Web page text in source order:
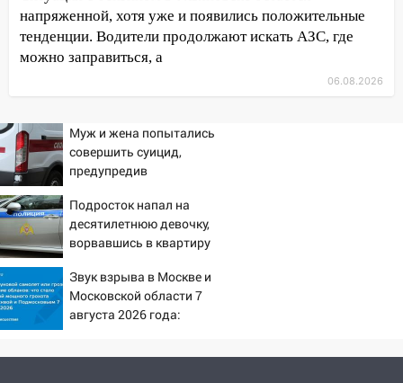
ЕГЭ с 2027 года
11:25
В Ульяновске ИИ будет выявлять
11:20
Ульяновская шахматистка
Валерия Клейменова выиграла два
золота в составе сборной мира
11:16
В Ульяновске открыли памятную
доску декабристу Кондратию Рылееву
10:40
В Ульяновске спасатели ночью
нашли потерявшегося в заброшенных
садах 79-летнего мужчину
10:26
На нескольких улицах Ульяновска
напряженной, хотя уже и появились положительные
тенденции. Водители продолжают искать АЗС, где
можно заправиться, а
06.08.2026
Муж и жена попытались
совершить суицид,
предупредив
Подросток напал на
десятилетнюю девочку,
ворвавшись в квартиру
Звук взрыва в Москве и
Московской области 7
августа 2026 года: